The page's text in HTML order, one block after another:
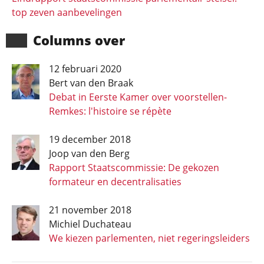
top zeven aanbevelingen
Columns over
12 februari 2020
Bert van den Braak
Debat in Eerste Kamer over voorstellen-
Remkes: l'histoire se répète
19 december 2018
Joop van den Berg
Rapport Staatscommissie: De gekozen
formateur en decentralisaties
21 november 2018
Michiel Duchateau
We kiezen parlementen, niet regeringsleiders